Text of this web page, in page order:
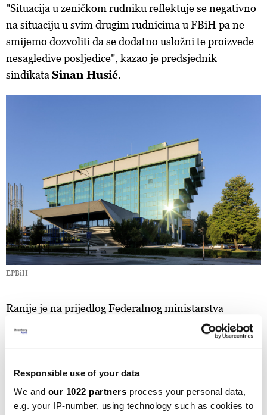
Responsible use of your data
We and our 1022 partners process your personal data,
e.g. your IP-number, using technology such as cookies to
"Situacija u zeničkom rudniku reflektuje se negativno
na situaciju u svim drugim rudnicima u FBiH pa ne
smijemo dozvoliti da se dodatno usložni te proizvede
nesagledive posljedice", kazao je predsjednik
sindikata Sinan Husić.
EPBiH
Ranije je na prijedlog Federalnog ministarstva
energije, rudarstva i industrije data prethodna
Damira Okanovića,Vedrana Kasera
Obada, Idhama KruškeiEdina Hamzića za
vršioce dužnosti članova Nadzornog odbora ovog